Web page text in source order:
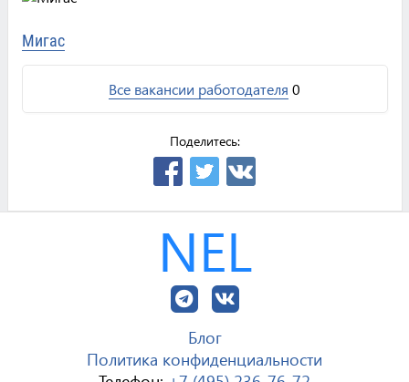
Мигас
Все вакансии работодателя 0
Поделитесь:
NEL
Блог
Политика конфиденциальности